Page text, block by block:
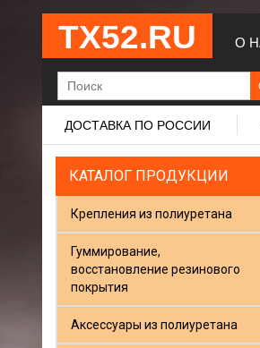
ТХ52.RU О
ДОСТАВКА ПО РОССИИ
КАТАЛОГ ПРОДУКЦИИ
Крепления из полиуретана
Гуммирование,
восстановление резинового
покрытия
Аксессуары из полиуретана